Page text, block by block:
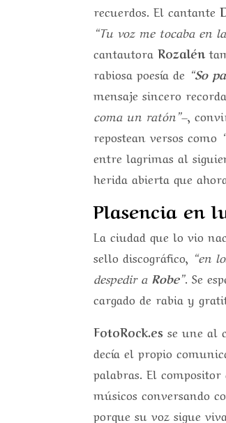
recuerdos. El cantante
“Tu voz me tocaba en
cantautoraRozalén
rabiosa poesía de “So
mensaje sincero
coma un ratón”–,
repostean versos como
entre lagrimas al
herida abierta que
Plasencia en
La ciudad que lo vio
sello discográfico, “en
despedir a Robe”. Se
cargado de rabia y
FotoRock.es se une al
decía el propio
palabras. El
músicos conversando
porque su voz sigue